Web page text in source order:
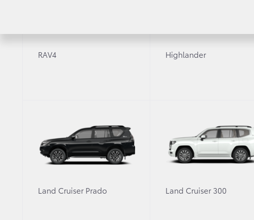
RAV4 Highlander
Land Cruiser Prado Land Cruiser 300
26 января с 13 до 15 часов- мастер-класс в